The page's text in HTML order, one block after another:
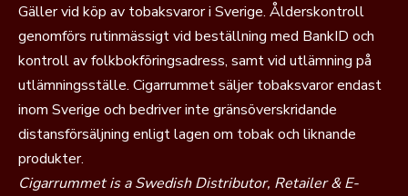
Gäller vid köp av tobaksvaror i Sverige. Ålderskontroll
genomförs rutinmässigt vid beställning med BankID och
kontroll av folkbokföringsadress, samt vid utlämning på
utlämningsställe. Cigarrummet säljer tobaksvaror endast
inom Sverige och bedriver inte gränsöverskridande
distansförsäljning enligt lagen om tobak och liknande
produkter.
Cigarrummet is a Swedish Distributor, Retailer & E-